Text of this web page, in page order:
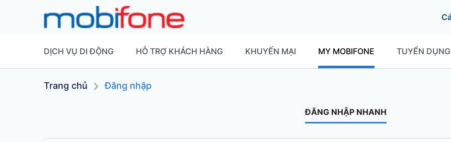
DỊCH VỤ DI ĐỘNG HỖ TRỢ KHÁCH HÀNG KHUYẾN MẠI MY MOBIFONE TUYỂN DỤNG
Trang chủ Đăng nhập
ĐĂNG NHẬP NHANH